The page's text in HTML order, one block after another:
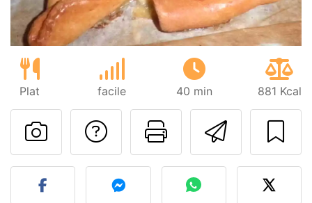
Plat facile 40 min 881 Kcal
Imprimer
Poser une
Publier votre photo de